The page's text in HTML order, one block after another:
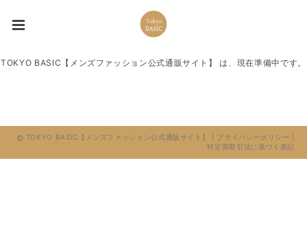
TOKYO BASIC【メンズファッション公式通販サイト】 は、現在準備中です。
TOKYO BASIC【メンズファッション公式通販サイト】 | プライバシーポリシー
特定商取引法に基づく表記